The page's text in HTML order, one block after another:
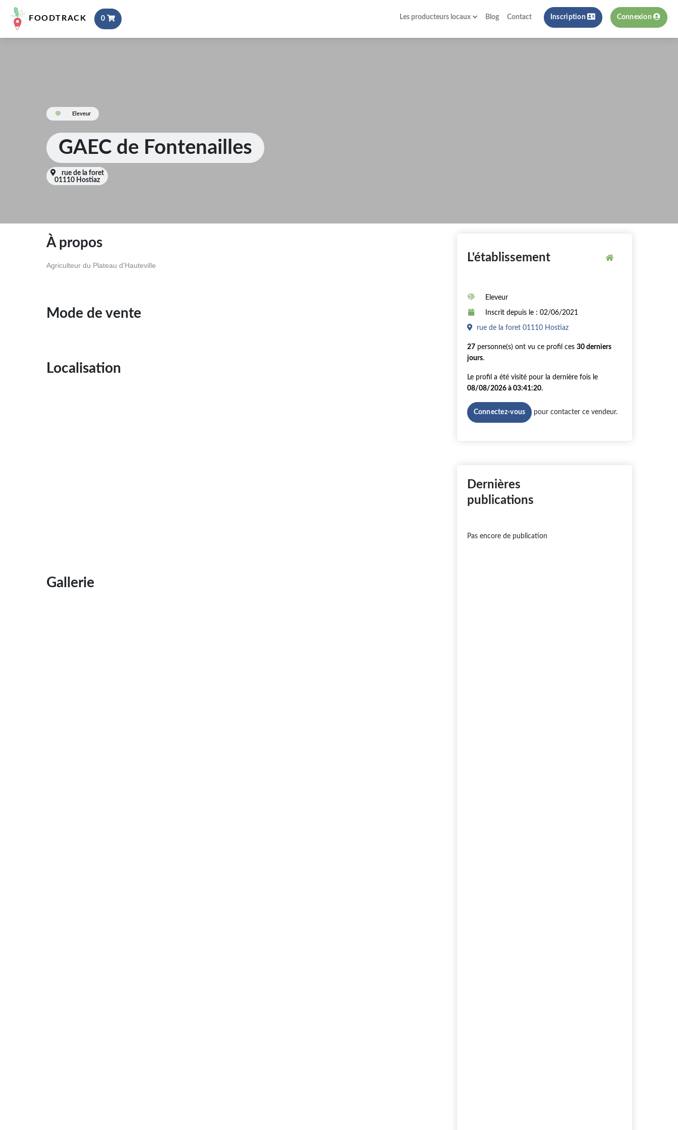
FOODTRACK 0 Les producteurs locaux Blog Contact Inscription Connexion
Eleveur
GAEC de Fontenailles
rue de la foret
01110 Hostiaz
À propos
Agriculteur du Plateau d'Hauteville
Mode de vente
Localisation
Gallerie
L'établissement
Eleveur
Inscrit depuis le : 02/06/2021
rue de la foret 01110 Hostiaz
27personne(s) ont vu ce profil ces 30 derniers
jours.
Le profil a été visité pour la dernière fois le
08/08/2026 à 03:41:20.
Connectez-vous pour contacter ce vendeur.
Dernières
publications
Pas encore de publication